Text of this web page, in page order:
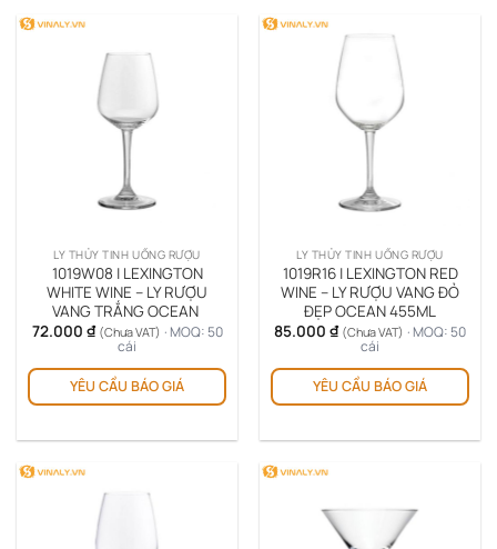
LY THỦY TINH UỐNG RƯỢU
1019W08 | LEXINGTON
WHITE WINE – LY RƯỢU
VANG TRẮNG OCEAN
72.000 ₫ (Chưa VAT) · MOQ: 50
cái
YÊU CẦU BÁO GIÁ
LY THỦY TINH UỐNG RƯỢU
1019R16 | LEXINGTON RED
WINE – LY RƯỢU VANG ĐỎ
ĐẸP OCEAN 455ML
85.000 ₫ (Chưa VAT) · MOQ: 50
cái
YÊU CẦU BÁO GIÁ